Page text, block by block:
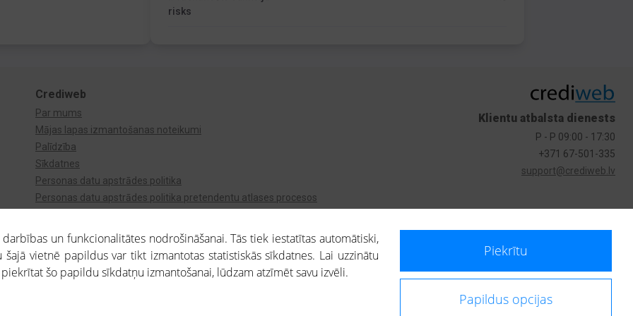
risks
Crediweb
Par mums
Mājas lapas izmantošanas noteikumi
Palīdzība
Sīkdatnes
Personas datu apstrādes politika
Personas datu apstrādes politika pretendentu atlases procesos
Klientu atbalsta dienests
P - P 09:00 - 17:30
+371 67-501-335
support@crediweb.lv
ietvaros saņemtajai informācijai ir uzziņas raksturs, un tai nav juridiska spēka. Portāla lietotājs, izmantojot portālā saņemto informāciju, ir atbildīgs par fizisko
un funkcionalitātes nodrošināšanai. Tās tiek iestatītas automātiski,
vietnē papildus var tikt izmantotas statistiskās sīkdatnes. Lai uzzinātu
piekrītat šo papildu sīkdatņu izmantošanai, lūdzam atzīmēt savu izvēli.
Piekrītu
Papildus opcijas